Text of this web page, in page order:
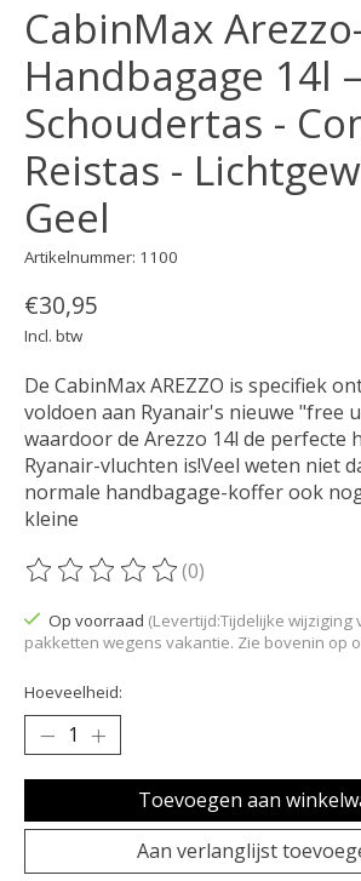
CabinMax
Handbagage 14l –
Schoudertas -
Reistas -
Geel
Artikelnummer: 1100
€30,95
Incl. btw
De CabinMax AREZZO is specifiek
voldoen aan Ryanair's nieuwe "free
waardoor de Arezzo 14l de perfecte
Ryanair-vluchten is!Veel weten niet
normale handbagage-koffer ook
kleine
De beoordeling van dit product is
(0)
Op voorraad (Levertijd:Tijdelijke wijziging
pakketten wegens vakantie. Zie bovenin op
Hoeveelheid:
Toevoegen aan
Aan verlanglijst